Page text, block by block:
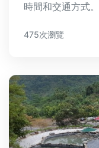
時間和交通方式
規劃。
475次瀏覽